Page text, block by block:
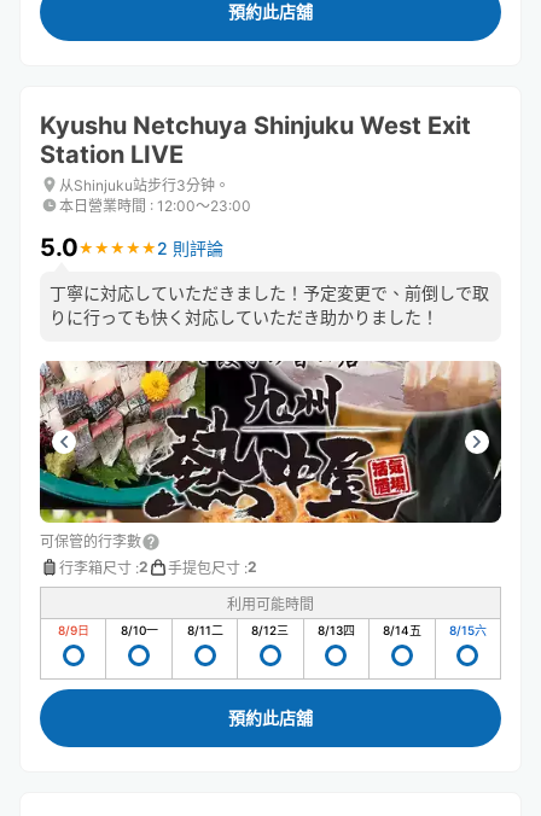
預約此店舖
Kyushu Netchuya Shinjuku West Exit
Station LIVE
从Shinjuku站步行3分钟。
本日營業時間 : 12:00〜23:00
5.0★ ★ ★ ★ ★
★ ★ ★ ★ ★ 2 則評論
丁寧に対応していただきました！予定変更で、前倒しで取
りに行っても快く対応していただき助かりました！
可保管的行李數
行李箱尺寸 :2 手提包尺寸 :2
利用可能時間
8/9日 8/10一 8/11二 8/12三 8/13四 8/14五 8/15六
預約此店舖